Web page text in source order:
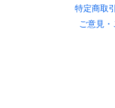
特定商取
ご意見・